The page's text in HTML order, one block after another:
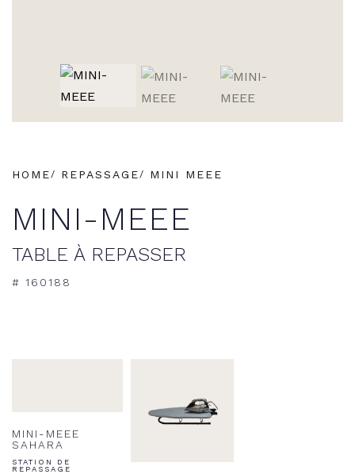
HOME REPASSAGE MINI MEEE
MINI-MEEE
TABLE À REPASSER
# 160188
MINI-MEEE
SAHARA
STATION DE
REPASSAGE